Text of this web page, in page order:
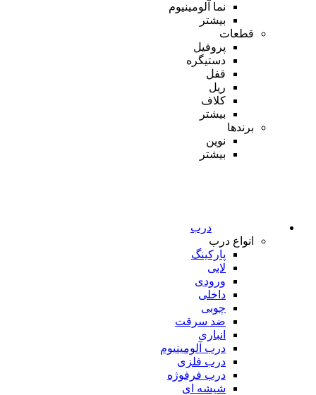
نما آلومینیوم
بیشتر
قطعات
پروفیل
دستیگره
قفل
ریل
کلاف
بیشتر
برندها
نوین
بیشتر
درب
انواع درب
پارکینگ
لابی
ورودی
داخلی
چوبی
ضد سرقت
انباری
درب آلومینیوم
درب فلزی
درب فرفوژه
شیشه ای